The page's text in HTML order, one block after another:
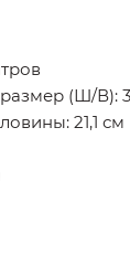
(Ш/В):
21,1 см